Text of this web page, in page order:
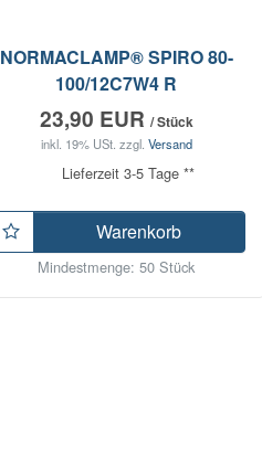
NORMACLAMP® SPIRO 80-
100/12C7W4 R
23,90 EUR / Stück
inkl. 19% USt. zzgl. Versand
Lieferzeit 3-5 Tage **
Warenkorb
Mindestmenge: 50 Stück